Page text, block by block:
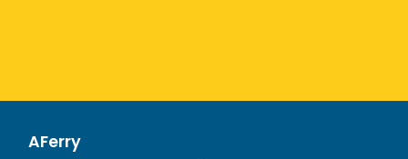
AFerry